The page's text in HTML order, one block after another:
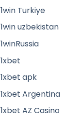
1win Turkiye
1win uzbekistan
1winRussia
1xbet
1xbet apk
1xbet Argentina
1xbet AZ Casino